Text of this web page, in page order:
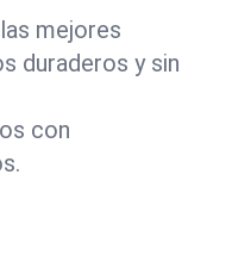
mejores
duraderos y sin
con